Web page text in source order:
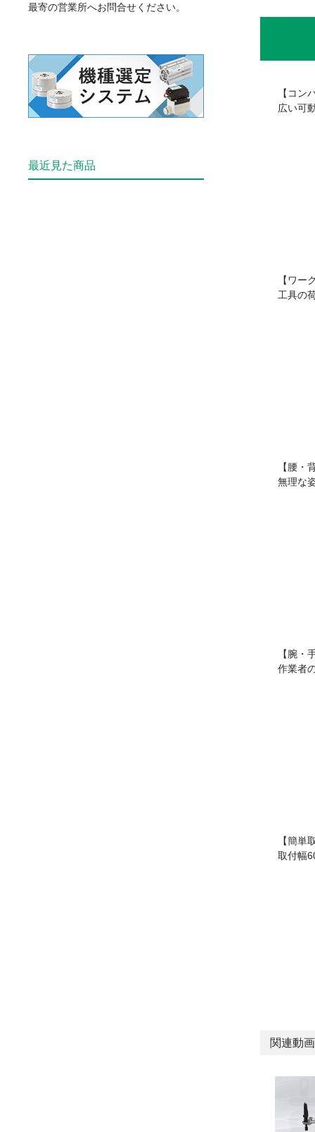
【コン
広い可
【ワー
工具の
【腰・
無理な
【腕・
作業者
【簡単
取付幅
関連動画
最寄の営業所へお問合せください。
最近見た商品